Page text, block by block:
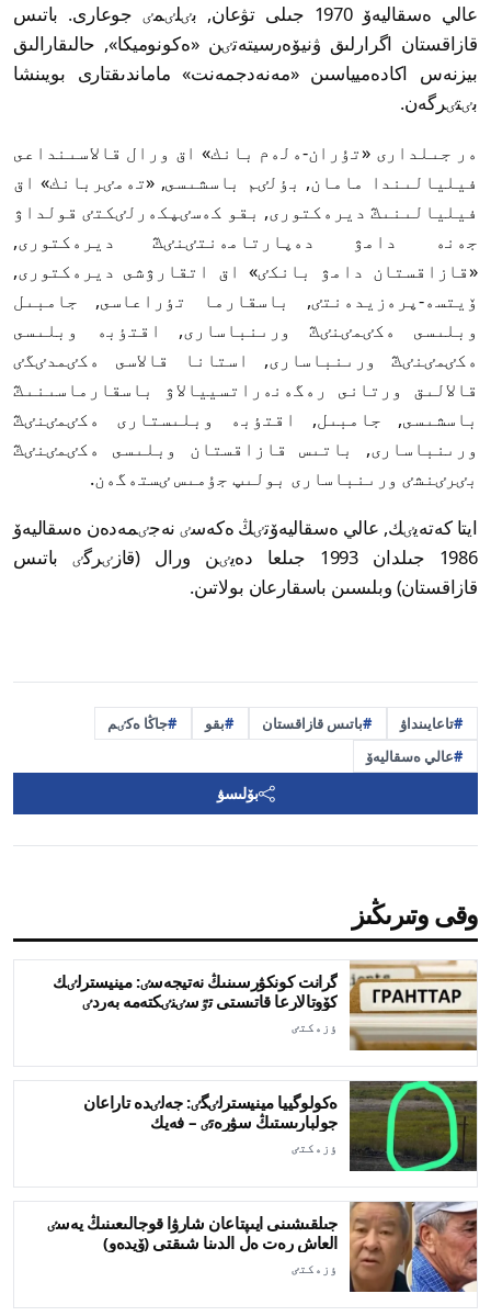
عالي ەسقاليەۆ 1970 جىلى تۋعان, بٸلٸمٸ جوعارى. باتىس
قازاقستان اگرارلىق ۋنيۆەرسيتەتٸن «ەكونوميكا», حالىقارالىق
بيزنەس اكادەميياسىن «مەنەدجمەنت» ماماندىقتارى بويىنشا
بٸتٸرگەن.
ەر جىلدارى «تۇران-ەلەم بانك» اق ورال قالاسىنداعى
فيليالىندا مامان, بٶلٸم باسشىسى, «تەمٸربانك» اق
فيليالىنىڭ ديرەكتورى, بقو كەسٸپكەرلٸكتٸ قولداۋ
جەنە دامۋ دەپارتامەنتٸنٸڭ ديرەكتورى,
«قازاقستان دامۋ بانكٸ» اق اتقارۋشى ديرەكتورى,
ۆيتسە-پرەزيدەنتٸ, باسقارما تٶراعاسى, جامبىل
وبلىسى ەكٸمٸنٸڭ ورىنباسارى, اقتٶبە وبلىسى
ەكٸمٸنٸڭ ورىنباسارى, استانا قالاسى ەكٸمدٸگٸ
قالالىق ورتانى رەگەنەراتسييالاۋ باسقارماسىنىڭ
باسشىسى, جامبىل, اقتٶبە وبلىستارى ەكٸمٸنٸڭ
ورىنباسارى, باتىس قازاقستان وبلىسى ەكٸمٸنٸڭ
بٸرٸنشٸ ورىنباسارى بولىپ جۇمىس ٸستەگەن.
ايتا كەتەيٸك, عالي ەسقاليەۆتٸڭ ەكەسٸ نەجٸمەدەن ەسقاليەۆ
1986 جىلدان 1993 جىلعا دەيٸن ورال (قازٸرگٸ باتىس
قازاقستان) وبلىسىن باسقارعان بولاتىن.
تاعايىنداۋ باتىس قازاقستان بقو
جاڭا ەكٸم
عالي ەسقاليەۆ
بۆلىسۋ
وقى وتىرىڭىز
گرانت كونكۋرسىنىڭ نەتيجەسٸ: مينيسترلٸك
كۆوتالارعا قاتىستى تٷسٸنٸكتەمە بەردٸ
ٶزەكتٸ
ەكولوگييا مينيسترلٸگٸ: جەلٸدە تاراعان
جولبارىستىڭ سۋرەتٸ – فەيك
ٶزەكتٸ
جىلقىشىنى ايىپتاعان شارۋا قوجالىعىنىڭ يەسٸ
العاش رەت ەل الدىنا شىقتى (ۆيدەو)
ٶزەكتٸ